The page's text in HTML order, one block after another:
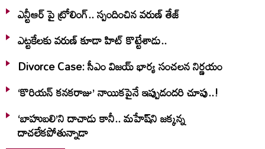
ఎన్టీఆర్ పై ట్రోలింగ్.. స్పందించిన వరుణ్ తేజ్
ఎట్టకేలకు వరుణ్ కూడా హిట్ కొట్టేశాడు..
Divorce Case: సీఎం విజయ్ భార్య సంచలన నిర్ణయం
‘కొరియన్ కనకరాజు’ నాయికపైనే ఇప్పుడందరి చూపు..!
‘బాహుబలి’ని దాచాడు కానీ.. మహేష్‌ని జక్కన్న
దాచలేకపోతున్నాడా